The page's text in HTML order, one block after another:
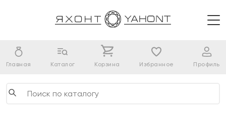
Главная Каталог Корзина Избранное Профиль